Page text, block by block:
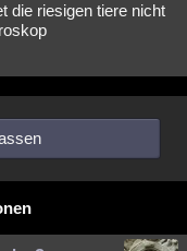
die riesigen tiere nicht